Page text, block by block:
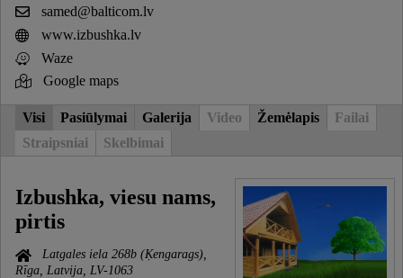
samed@balticom.lv
www.izbushka.lv
Waze
Google maps
Visi Pasiūlymai Galerija Video Žemėlapis
Failai
Straipsniai
Skelbimai
Izbushka, viesu nams,
pirtis
Latgales iela 268b (Ķengarags),
Rīga, Latvija, LV-1063